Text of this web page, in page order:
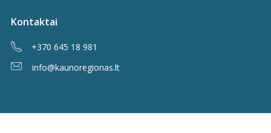
Kontaktai
+370 645 18 981
info@kaunoregionas.lt